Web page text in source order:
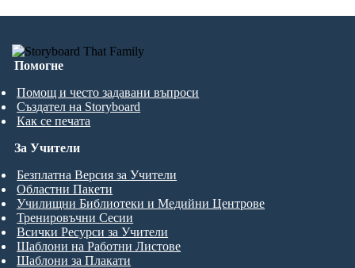
Помогне
Помощ и често задавани въпроси
Създател на Storyboard
Как се печата
За Учители
Безплатна Версия за Учители
Областни Пакети
Училищни Библиотеки и Медийни Центрове
Тренировъчни Сесии
Всички Ресурси за Учители
Шаблони на Работни Листове
Шаблони за Плакати